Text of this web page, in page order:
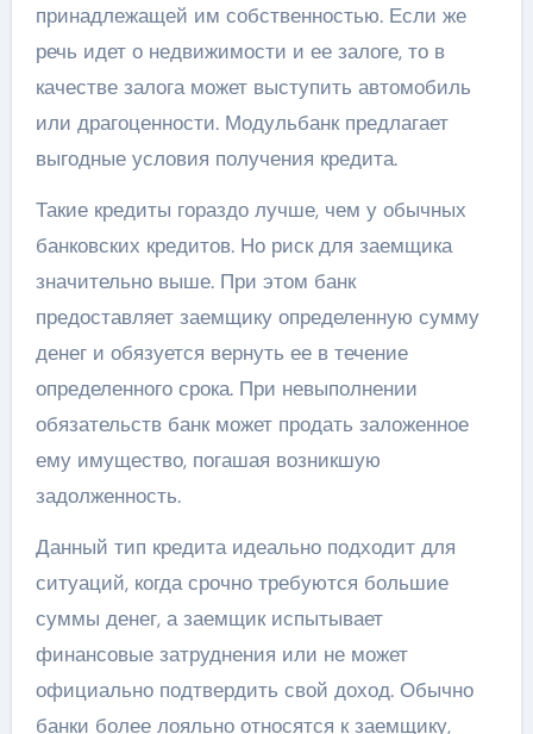
принадлежащей им собственностью. Если же
речь идет о недвижимости и ее залоге, то в
качестве залога может выступить автомобиль
или драгоценности. Модульбанк предлагает
выгодные условия получения кредита.
Такие кредиты гораздо лучше, чем у обычных
банковских кредитов. Но риск для заемщика
значительно выше. При этом банк
предоставляет заемщику определенную сумму
денег и обязуется вернуть ее в течение
определенного срока. При невыполнении
обязательств банк может продать заложенное
ему имущество, погашая возникшую
задолженность.
Данный тип кредита идеально подходит для
ситуаций, когда срочно требуются большие
суммы денег, а заемщик испытывает
финансовые затруднения или не может
официально подтвердить свой доход. Обычно
банки более лояльно относятся к заемщику,